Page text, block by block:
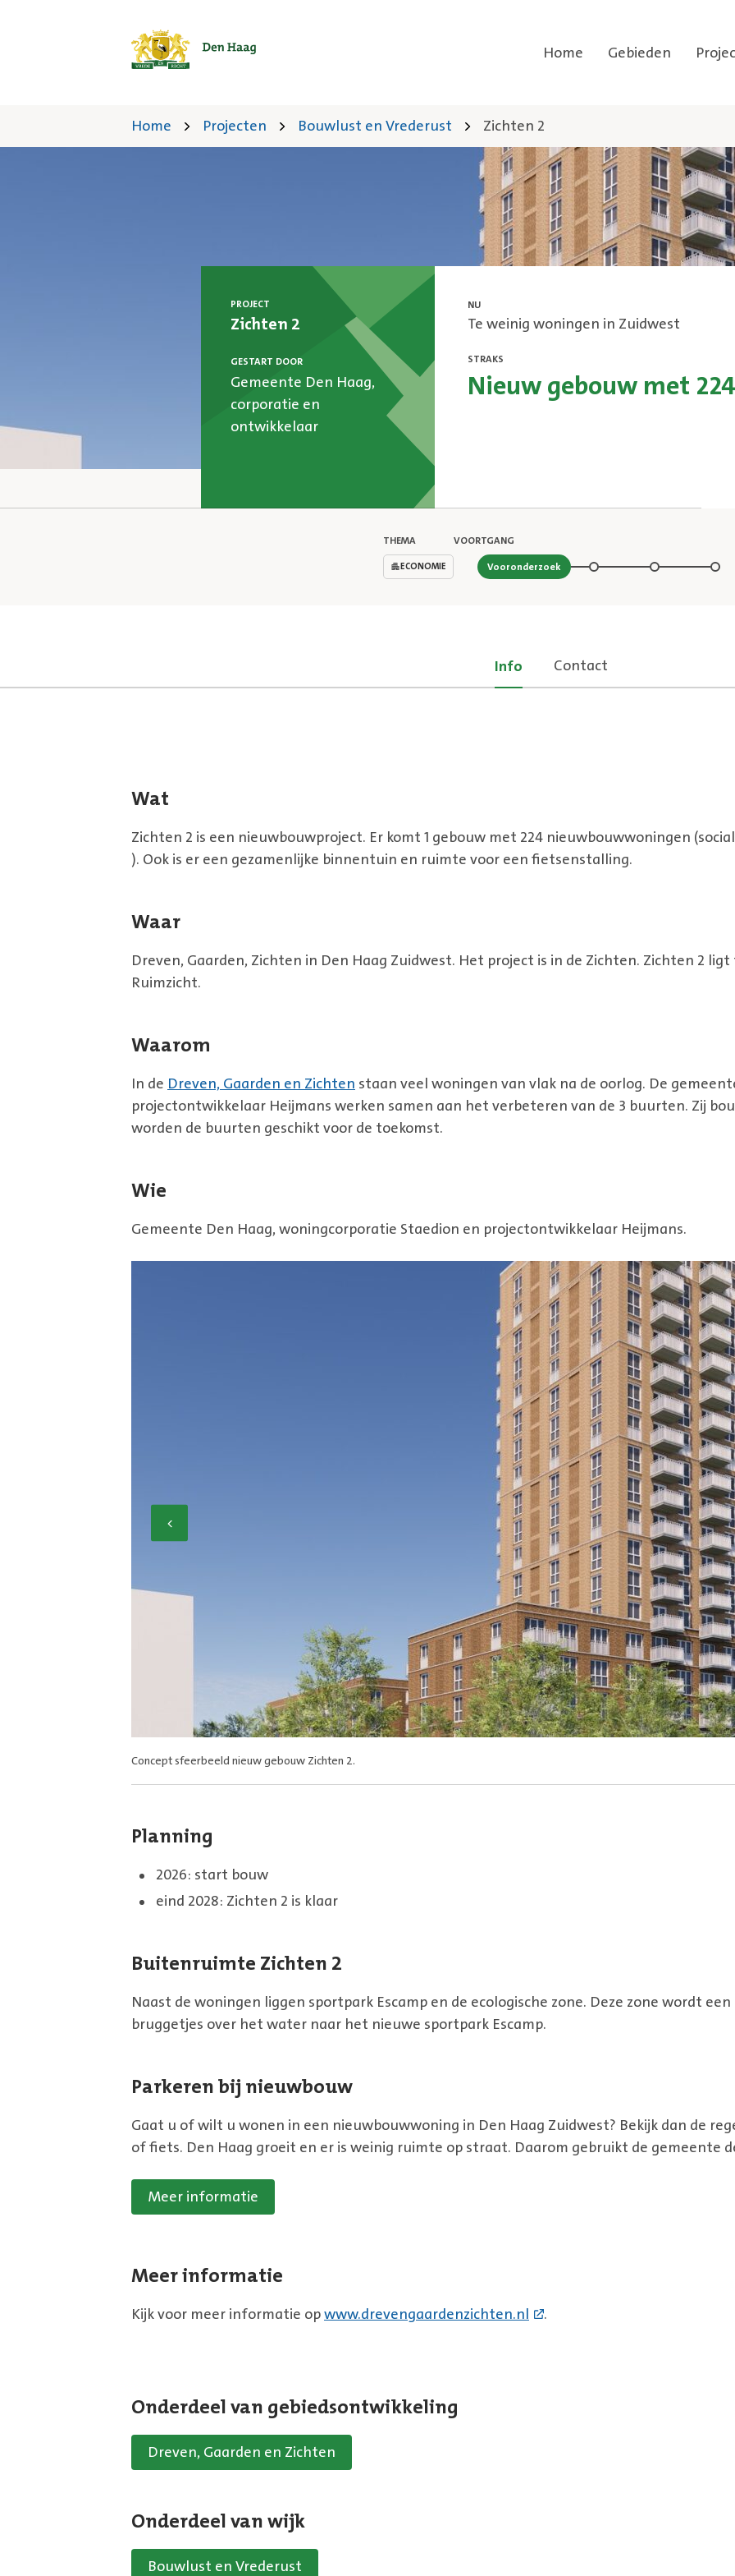
Home Gebieden
Home Projecten Bouwlust en Vrederust Zichten 2
PROJECT
Zichten 2
GESTART DOOR
Gemeente Den Haag,
corporatie en
ontwikkelaar
NU
Te weinig woningen in Zuidwest
STRAKS
Nieuw gebouw met
THEMA
ECONOMIE
VOORTGANG
Stap 1 van 4
Vooronderzoek
Info Contact
Wat
Zichten 2 is een nieuwbouwproject. Er komt 1 gebouw met 224 nieuwbouwwoningen
). Ook is er een gezamenlijke binnentuin en ruimte voor een fietsenstalling.
Waar
Dreven, Gaarden, Zichten in Den Haag Zuidwest. Het project is in de Zichten. Zichten 2
Ruimzicht.
Waarom
In de Dreven, Gaarden en Zichten staan veel woningen van vlak na de oorlog. De
projectontwikkelaar Heijmans werken samen aan het verbeteren van de 3 buurten. Zij
worden de buurten geschikt voor de toekomst.
Wie
Gemeente Den Haag, woningcorporatie Staedion en projectontwikkelaar Heijmans.
Concept sfeerbeeld nieuw gebouw Zichten 2.
Kaart projecten in De Zichten. Bovenaan komt Zichten 2.
Planning
2026: start bouw
eind 2028: Zichten 2 is klaar
Buitenruimte Zichten 2
Naast de woningen liggen sportpark Escamp en de ecologische zone. Deze zone wordt
bruggetjes over het water naar het nieuwe sportpark Escamp.
Parkeren bij nieuwbouw
Gaat u of wilt u wonen in een nieuwbouwwoning in Den Haag Zuidwest? Bekijk dan de
of fiets. Den Haag groeit en er is weinig ruimte op straat. Daarom gebruikt de gemeente
Meer informatie
Meer informatie
Kijk voor meer informatie opwww.drevengaardenzichten.nl .
Onderdeel van gebiedsontwikkeling
Dreven, Gaarden en Zichten
Onderdeel van wijk
Bouwlust en Vrederust